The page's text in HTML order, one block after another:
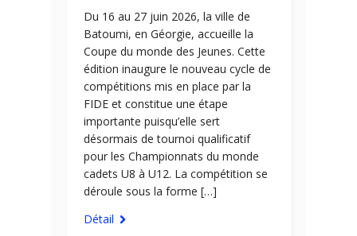
Du 16 au 27 juin 2026, la ville de
Batoumi, en Géorgie, accueille la
Coupe du monde des Jeunes. Cette
édition inaugure le nouveau cycle de
compétitions mis en place par la
FIDE et constitue une étape
importante puisqu’elle sert
désormais de tournoi qualificatif
pour les Championnats du monde
cadets U8 à U12. La compétition se
déroule sous la forme […]
Détail